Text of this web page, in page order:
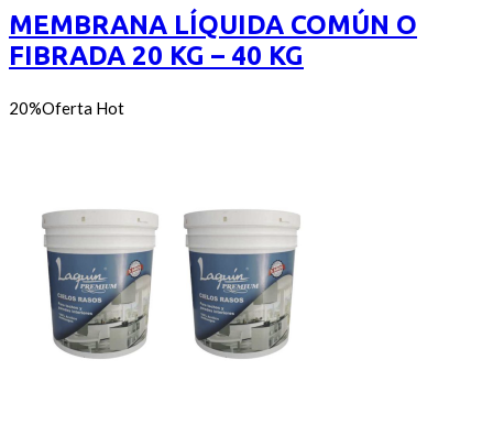
desde
$2.350
hasta
$4.500
MEMBRANA LÍQUIDA COMÚN O
FIBRADA 20 KG – 40 KG
20%Oferta Hot